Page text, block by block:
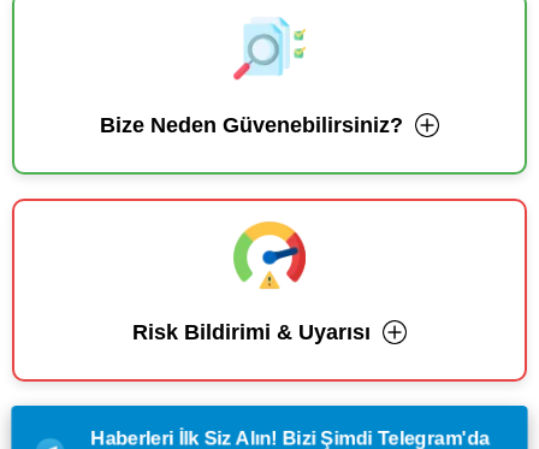
Bize Neden Güvenebilirsiniz?
Risk Bildirimi & Uyarısı
Haberleri İlk Siz Alın! Bizi Şimdi Telegram'da